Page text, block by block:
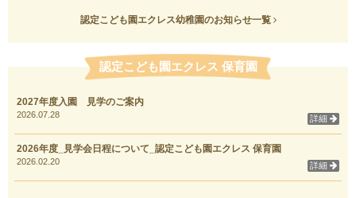
認定こども園エクレス幼稚園のお知らせ一覧
認定こども園エクレス 保育園
2027年度入園 見学のご案内
2026.07.28 詳細
2026年度_見学会日程について_認定こども園エクレス 保育園
2026.02.20 詳細